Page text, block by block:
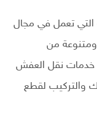
تعمل في مجال
ومتنوعة من
خدمات نقل العفش
والتركيب لقطع